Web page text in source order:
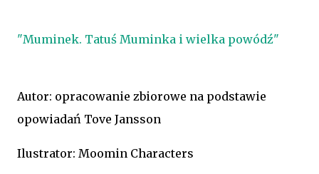
"Muminek. Tatuś Muminka i wielka powódź"
Autor: opracowanie zbiorowe na podstawie
opowiadań Tove Jansson
Ilustrator: Moomin Characters